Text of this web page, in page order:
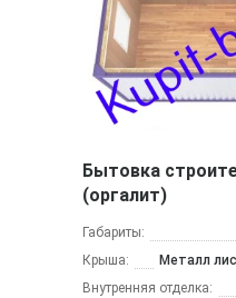
Бытовка
(оргалит)
Габариты:
Крыша:
Металл
Внутренняя отделка: